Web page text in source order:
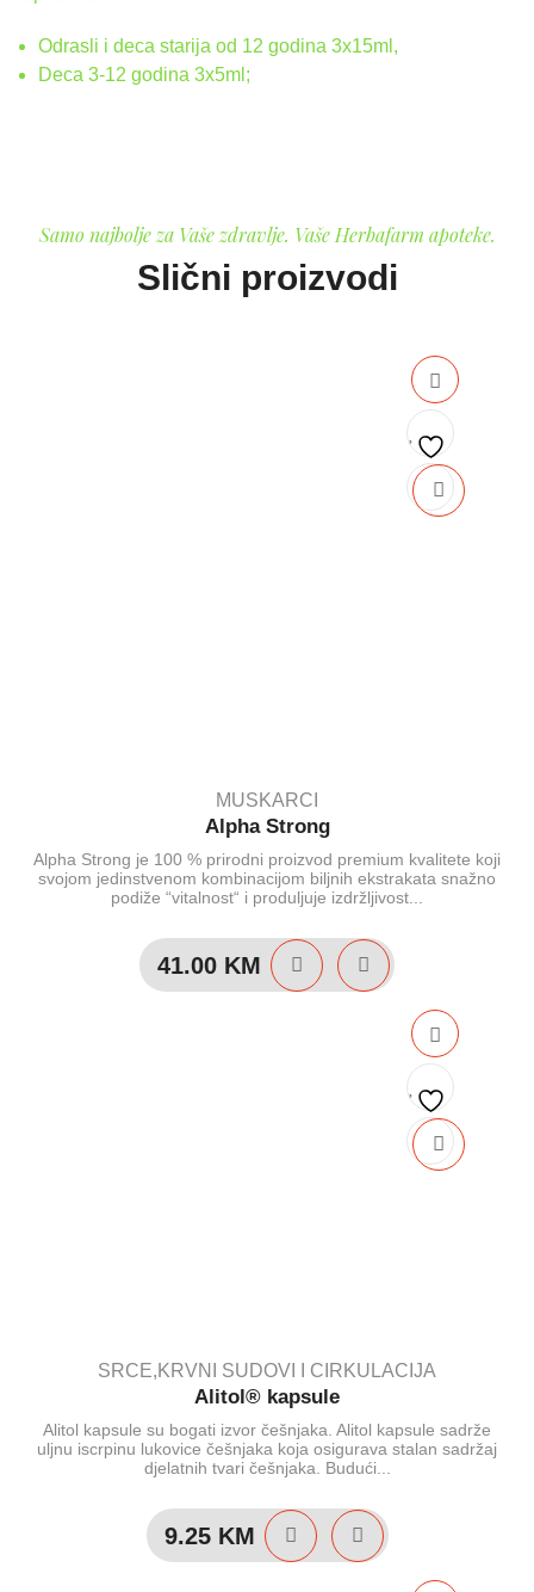
Odrasli i deca starija od 12 godina 3x15ml,
Deca 3-12 godina 3x5ml;
Samo najbolje za Vaše zdravlje. Vaše Herbafarm apoteke.
Slični proizvodi
MUSKARCI
Alpha Strong
Alpha Strong je 100 % prirodni proizvod premium kvalitete koji
svojom jedinstvenom kombinacijom biljnih ekstrakata snažno
podiže “vitalnost“ i produljuje izdržljivost...
41.00 KM
SRCE,KRVNI SUDOVI I CIRKULACIJA
Alitol® kapsule
Alitol kapsule su bogati izvor češnjaka. Alitol kapsule sadrže
uljnu iscrpinu lukovice češnjaka koja osigurava stalan sadržaj
djelatnih tvari češnjaka. Budući...
9.25 KM